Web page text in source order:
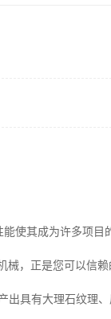
使其成为许多项目
，正是您可以信赖
出具有大理石纹理